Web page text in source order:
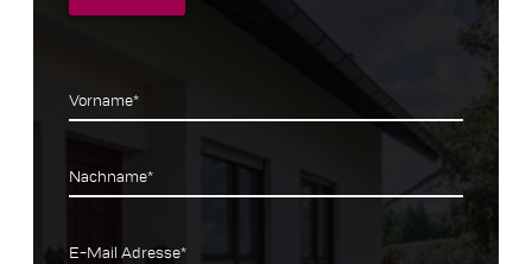
Vorname*
Nachname*
E-Mail Adresse*